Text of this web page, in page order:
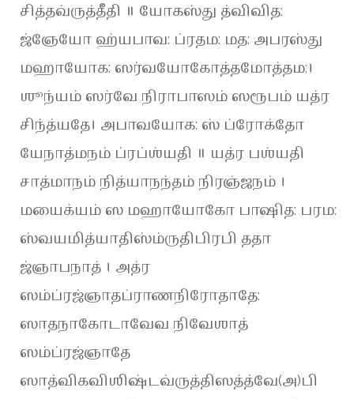
சித்தவ்ருத்தீதி ॥ யோகஸ்து த்விவித:
ஜ்ஞேயோ ஹ்யபாவ: ப்ரதம: மத: அபரஸ்து
மஹாயோக: ஸர்வயோகோத்தமோத்தம:।
ஶூந்யம் ஸர்வே நிராபாஸம் ஸரூபம் யத்ர
சிந்த்யதே। அபாவயோக: ஸ் ப்ரோக்தோ
யேநாத்மநம் ப்ரப்ஶ்யதி ॥ யத்ர பஶ்யதி
சாத்மாநம் நித்யாநந்தம் நிரஞ்ஜநம் ।
மயைக்யம் ஸ மஹாயோகோ பாஷித: பரம:
ஸ்வயமித்யாதிஸ்ம்ருதிபிரபி ததா
ஜ்ஞாபநாத் । அத்ர
ஸம்ப்ரஜ்ஞாதப்ராணநிரோதாதே:
ஸாதநாகோடாவேவ நிவேஶாத்
ஸம்ப்ரஜ்ஞாதே
ஸாத்விகவிஶிஷ்டவ்ருத்திஸத்த்வே(அ)பி